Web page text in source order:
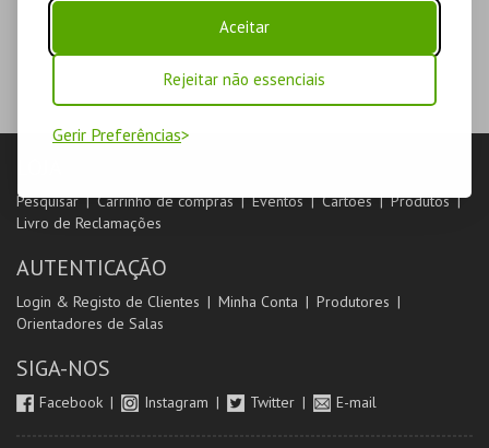
Aceitar
Rejeitar não essenciais
Gerir Preferências
Pesquisar Carrinho de compras Eventos Cartões
Produtos
Livro de Reclamações
AUTENTICAÇÃO
Login & Registo de Clientes Minha Conta
Produtores
Orientadores de Salas
SIGA-NOS
Facebook Instagram Twitter E-mail